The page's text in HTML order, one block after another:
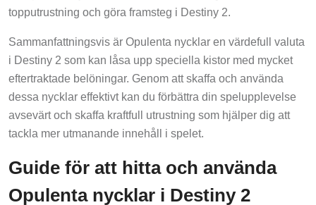
topputrustning och göra framsteg i Destiny 2.
Sammanfattningsvis är Opulenta nycklar en värdefull valuta
i Destiny 2 som kan låsa upp speciella kistor med mycket
eftertraktade belöningar. Genom att skaffa och använda
dessa nycklar effektivt kan du förbättra din spelupplevelse
avsevärt och skaffa kraftfull utrustning som hjälper dig att
tackla mer utmanande innehåll i spelet.
Guide för att hitta och använda
Opulenta nycklar i Destiny 2